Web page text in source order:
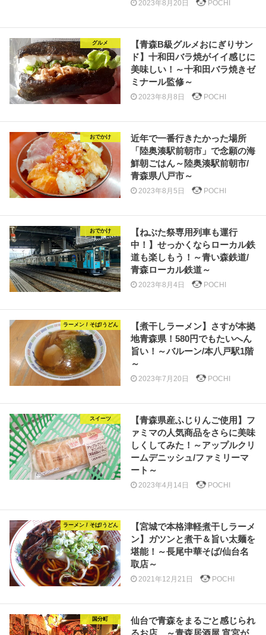
2023年8月20日 POCHI
グルメ
【青森B級グルメおにぎりサン
ド】十和田バラ焼がイイ感じに
美味しい！～十和田バラ焼きゼ
ミナール監修～
2023年8月8日 POCHI
おでかけ
近年で一番行きたかった場所
「陸奥湊駅前朝市」で念願の海
鮮朝ごはん～陸奥湊駅前朝市/
青森県八戸市～
2023年8月5日 POCHI
おでかけ
【ねぶた祭専用列車も運行
中！】せっかくならローカル鉄
道も楽しもう！～青い森鉄道/
青森ローカル鉄道～
2023年8月4日 POCHI
ラーメン / そば/うどん
【煮干しラーメン】さすが本拠
地青森県！580円でもたいへん
旨い！～バルーン/本八戸駅1階
～
2023年7月20日 POCHI
スイーツ
【青森県産ふじりんご使用】フ
ァミマの人気商品をさらに美味
しくしてみた！～アップルクリ
ームデニッシュ/ファミリーマ
ート～
2023年4月14日 POCHI
ラーメン / そば/うどん
【宮城で本格津軽煮干しラーメ
ン】ガツンと煮干＆旨い太麺を
堪能！～長尾中華そば/仙台名
取店～
2021年12月21日 POCHI
国分町
仙台で青森をまるごと感じられ
るお店 ～青森居酒屋 宵宮が